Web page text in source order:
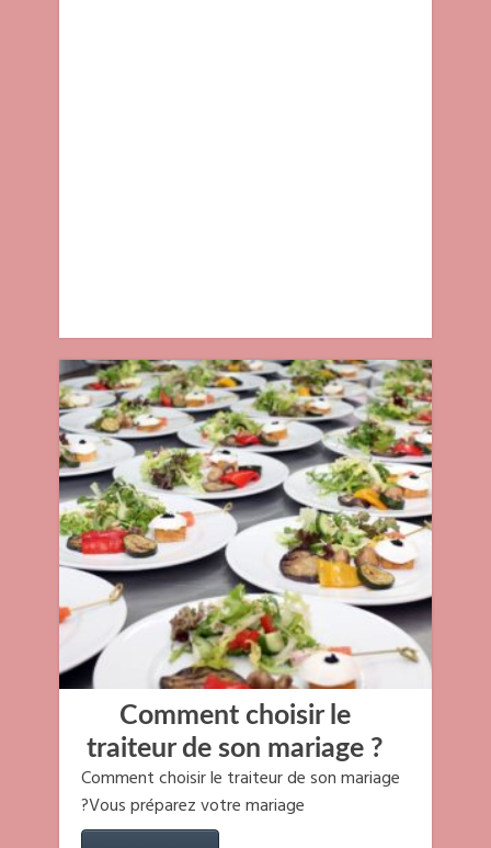
Comment choisir le
traiteur de son mariage ?
Comment choisir le traiteur de son mariage
?Vous préparez votre mariage